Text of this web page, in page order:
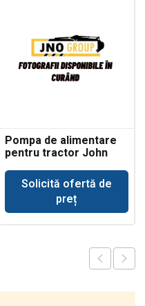
Pompa de alimentare
pentru tractor John
Solicită ofertă de
preț